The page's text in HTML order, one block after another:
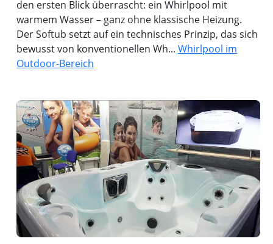
den ersten Blick überrascht: ein Whirlpool mit
warmem Wasser – ganz ohne klassische Heizung.
Der Softub setzt auf ein technisches Prinzip, das sich
bewusst von konventionellen Wh...Whirlpool im
Outdoor-Bereich